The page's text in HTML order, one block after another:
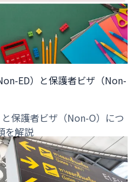
ED）と保護者ビザ（Non-
保護者ビザ（Non-O）につ
を解説